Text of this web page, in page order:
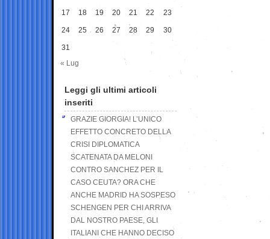
17 18 19 20 21 22 23
24 25 26 27 28 29 30
31
« Lug
Leggi gli ultimi articoli
inseriti
GRAZIE GIORGIA! L’UNICO
EFFETTO CONCRETO DELLA
CRISI DIPLOMATICA
SCATENATA DA MELONI
CONTRO SANCHEZ PER IL
CASO CEUTA? ORA CHE
ANCHE MADRID HA SOSPESO
SCHENGEN PER CHI ARRIVA
DAL NOSTRO PAESE, GLI
ITALIANI CHE HANNO DECISO